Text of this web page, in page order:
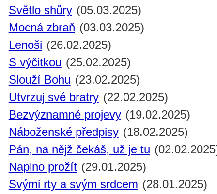
Světlo shůry (05.03.2025)
Mocná zbraň (03.03.2025)
Lenoši (26.02.2025)
S výčitkou (25.02.2025)
Slouží Bohu (23.02.2025)
Utvrzuj své bratry (22.02.2025)
Bezvýznamné projevy (19.02.2025)
Náboženské předpisy (18.02.2025)
Pán, na nějž čekáš, už je tu
Naplno prožít (29.01.2025)
Svými rty a svým srdcem (28.01.2025)